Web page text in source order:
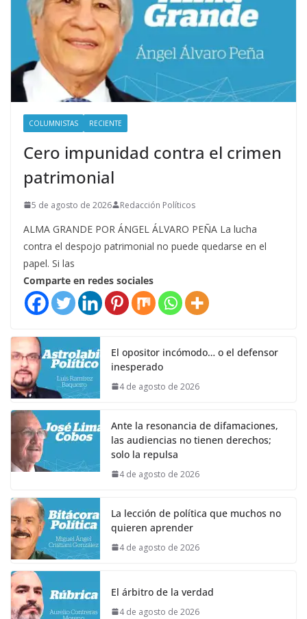
COLUMNISTAS RECIENTE
Cero impunidad contra el crimen
patrimonial
5 de agosto de 2026 Redacción Políticos
ALMA GRANDE POR ÁNGEL ÁLVARO PEÑA La lucha
contra el despojo patrimonial no puede quedarse en el
papel. Si las
Comparte en redes sociales
El opositor incómodo… o el defensor
inesperado
4 de agosto de 2026
Ante la resonancia de difamaciones,
las audiencias no tienen derechos;
solo la repulsa
4 de agosto de 2026
La lección de política que muchos no
quieren aprender
4 de agosto de 2026
El árbitro de la verdad
4 de agosto de 2026